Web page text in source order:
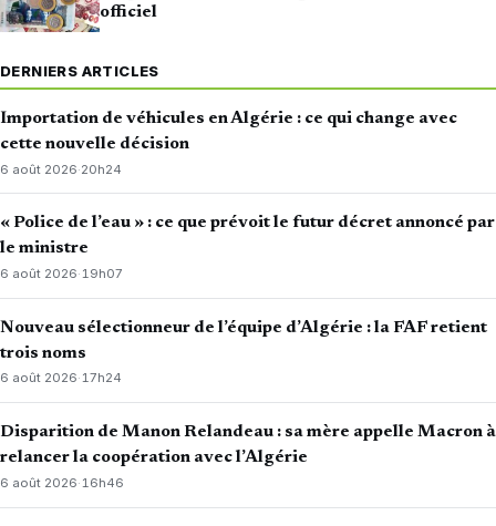
officiel
DERNIERS ARTICLES
Importation de véhicules en Algérie : ce qui change avec
cette nouvelle décision
6 août 2026·20h24
« Police de l’eau » : ce que prévoit le futur décret annoncé par
le ministre
6 août 2026·19h07
Nouveau sélectionneur de l’équipe d’Algérie : la FAF retient
trois noms
6 août 2026·17h24
Disparition de Manon Relandeau : sa mère appelle Macron à
relancer la coopération avec l’Algérie
6 août 2026· 16h46